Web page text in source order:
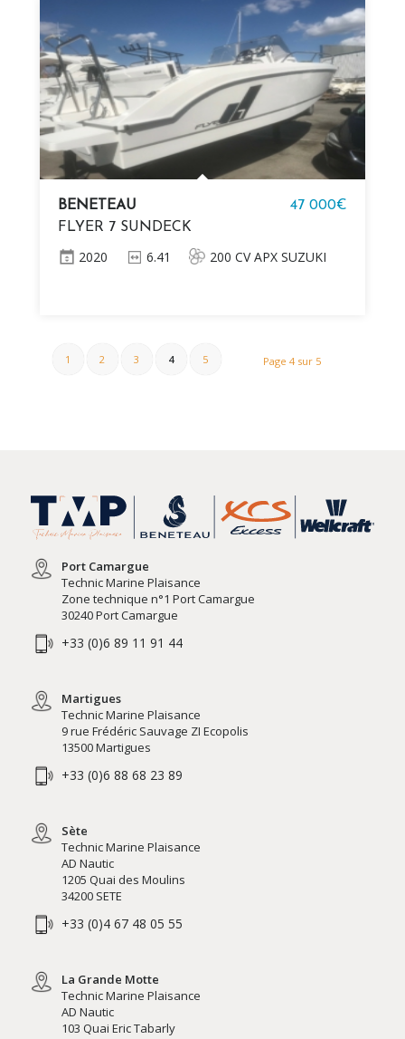
BENETEAU
FLYER 7 SUNDECK
47 000€
2020 6.41 200 CV APX SUZUKI
Page 4 sur 5
1 2 3 4 5
Port Camargue
Technic Marine Plaisance
Zone technique n°1 Port Camargue
30240 Port Camargue
+33 (0)6 89 11 91 44
Martigues
Technic Marine Plaisance
9 rue Frédéric Sauvage ZI Ecopolis
13500 Martigues
+33 (0)6 88 68 23 89
Sète
Technic Marine Plaisance
AD Nautic
1205 Quai des Moulins
34200 SETE
+33 (0)4 67 48 05 55
La Grande Motte
Technic Marine Plaisance
AD Nautic
103 Quai Eric Tabarly